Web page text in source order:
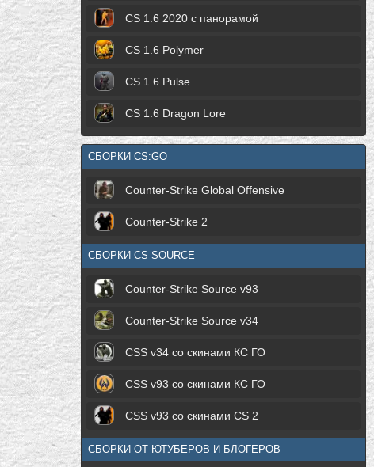
CS 1.6 2020 с панорамой
CS 1.6 Polymer
CS 1.6 Pulse
CS 1.6 Dragon Lore
СБОРКИ CS:GO
Counter-Strike Global Offensive
Counter-Strike 2
СБОРКИ CS SOURCE
Counter-Strike Source v93
Counter-Strike Source v34
CSS v34 со скинами КС ГО
CSS v93 со скинами КС ГО
CSS v93 со скинами CS 2
СБОРКИ ОТ ЮТУБЕРОВ И БЛОГЕРОВ